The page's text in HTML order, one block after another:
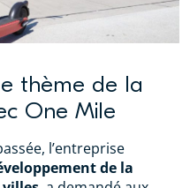
thème de la
One Mile
l’entreprise
de la